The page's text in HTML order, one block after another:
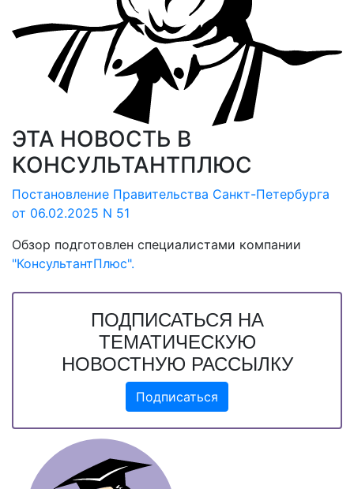
ЭТА НОВОСТЬ В
КОНСУЛЬТАНТПЛЮС
Постановление Правительства Санкт-Петербурга
от 06.02.2025 N 51
Обзор подготовлен специалистами компании
"КонсультантПлюс".
ПОДПИСАТЬСЯ НА
ТЕМАТИЧЕСКУЮ
НОВОСТНУЮ РАССЫЛКУ
Подписаться